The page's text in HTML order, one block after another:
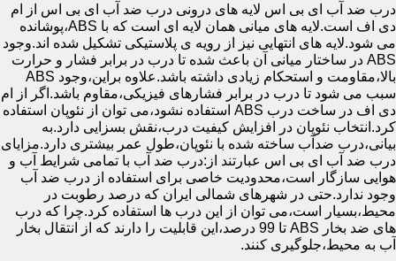
درب ضد آب ای بی اس لایه های درونی درب ضد آب ای بی اس از ام
دی اف است.لایه های میانی همان لایه ای است که با ABS،پوشانده
می شود.لایه های انتهایی نیز از رویه ی پلاستیکی تشکیل شده اند.وجود
ABS در ساختار میانی آن باعث شده تا درب در برابر فشار و حرارت
بالا،مقاومت و استحکام زیادی داشته باشد.علاوه براین،وجود ABS
سبب می شود تا درب در برابر فشارهای فیزیکی،مقاوم باشد.اگر از ام
دی اف در ساخت درب ABS استفاده نشود،می توان از نئوپان استفاده
کرد.انتخاب نئوپان در افزایش کیفیت درب،نقش بسزایی دارد.به
بیانی،درب ضدآب ساخته شده با نئوپان،طول عمر بیشتری دارد.مزایای
درب ضد آب ای بی اس عبارتند از:درب ضد آب با تمامی شرایط آب و
هوایی سازگار است،محدودیت خاصی برای استفاده از درب ضد آب
وجود ندارد.حتی در شهرهای شمالی ایران که درصد رطوبت در
محیط،بسیار است،می توان از این درب ها استفاده کرد.چرا که درب
های ضد بخار ABS تا 99 درصد،این قابلیت را دارند که از انتقال بخار
آب به محیط،جلوگیری کنند.